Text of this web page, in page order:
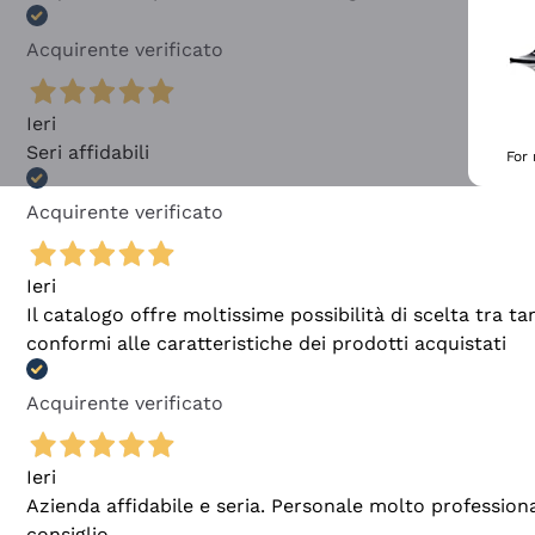
Acquirente verificato
Ieri
Seri affidabili
Acquirente verificato
Ieri
Il catalogo offre moltissime possibilità di scelta tra
conformi alle caratteristiche dei prodotti acquistati
Acquirente verificato
Ieri
Azienda affidabile e seria. Personale molto
For